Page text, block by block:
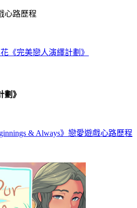
心路歷程
《完美戀人演繹計劃》
》
& Always》戀愛遊戲心路歷程